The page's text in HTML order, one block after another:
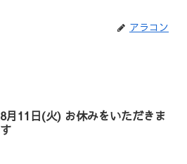
アラコン
8月11日(火) お休みをいただきま
す